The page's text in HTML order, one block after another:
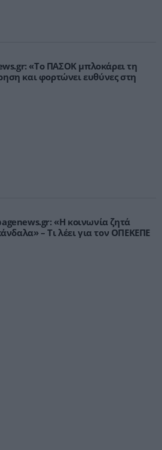
«Το ΠΑΣΟΚ μπλοκάρει τη
και φορτώνει ευθύνες στη
«Η κοινωνία ζητά
– Τι λέει για τον ΟΠΕΚΕΠΕ